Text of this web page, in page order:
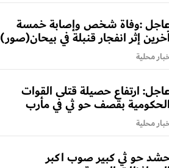
:وفاة شخص وإصابة خمسة
إثر انفجار قنبلة في بيحان(صور)
محلية
ارتفاع حصيلة قتلى القوات
الحكومية بقصف حو ثي في مأرب
محلية
حو ثي كبير صوب اكبر